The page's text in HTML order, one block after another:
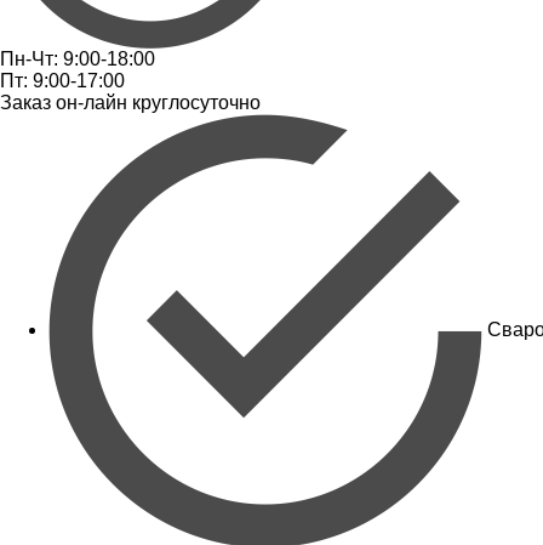
Пн-Чт: 9:00-18:00
Пт: 9:00-17:00
Заказ он-лайн круглосуточно